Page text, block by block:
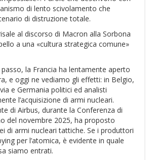
di lento scivolamento che
di distruzione totale.
al discorso di Macron alla Sorbona
a una «cultura strategica comune»
la Francia ha lentamente aperto
e oggi ne vediamo gli effetti: in Belgio,
e Germania politici ed analisti
l’acquisizione di armi nucleari.
di Airbus, durante la Conferenza di
del novembre 2025, ha proposto
di armi nucleari tattiche. Se i produttori
per l’atomica, è evidente in quale
siamo entrati.